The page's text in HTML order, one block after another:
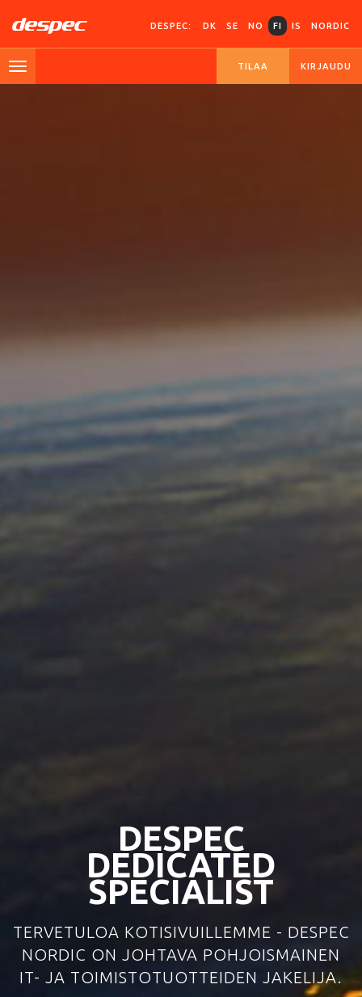
DESPEC: DK SE NO FI IS NORDIC
TILAA KIRJAUDU
DESPEC
DEDICATED
SPECIALIST
TERVETULOA KOTISIVUILLEMME - DESPEC
NORDIC ON JOHTAVA POHJOISMAINEN
IT- JA TOIMISTOTUOTTEIDEN JAKELIJA.